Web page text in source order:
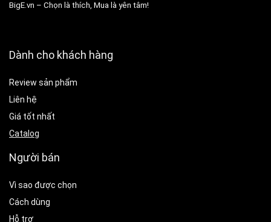
BigE.vn – Chọn là thích, Mua là yên tâm!
Dành cho khách hàng
Review sản phẩm
Liên hệ
Giá tốt nhất
Catalog
Người bán
Vì sao được chọn
Cách dùng
Hỗ trợ